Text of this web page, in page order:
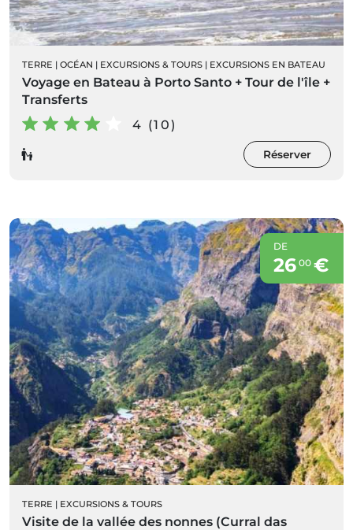
TERRE | OCÉAN | EXCURSIONS & TOURS | EXCURSIONS EN BATEAU
Voyage en Bateau à Porto Santo + Tour de l'île +
Transferts
4 (10)
Réserver
DE
26 00€
TERRE | EXCURSIONS & TOURS
Visite de la vallée des nonnes (Curral das